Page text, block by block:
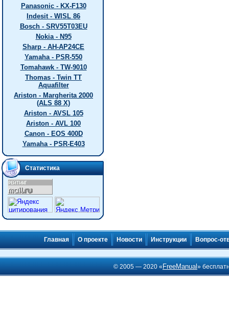
Panasonic - KX-F130
Indesit - WISL 86
Bosch - SRV55T03EU
Nokia - N95
Sharp - AH-AP24CE
Yamaha - PSR-550
Tomahawk - TW-9010
Thomas - Twin TT
Aquafilter
Ariston - Margherita 2000
(ALS 88 X)
Ariston - AVSL 105
Ariston - AVL 100
Canon - EOS 400D
Yamaha - PSR-E403
Статистика
Главная О проекте Новости Инструкции Вопрос-
© 2005 — 2020 « FreeManual»